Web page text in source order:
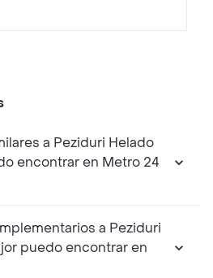
a Peziduri Helado
encontrar en Metro 24
a Peziduri
puedo encontrar en